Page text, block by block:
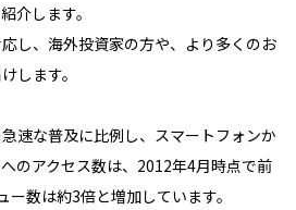
介します。
し、海外投資家の方や、より多くのお
します。
速な普及に比例し、スマートフォンか
のアクセス数は、2012年4月時点で前
数は約3倍と増加しています。